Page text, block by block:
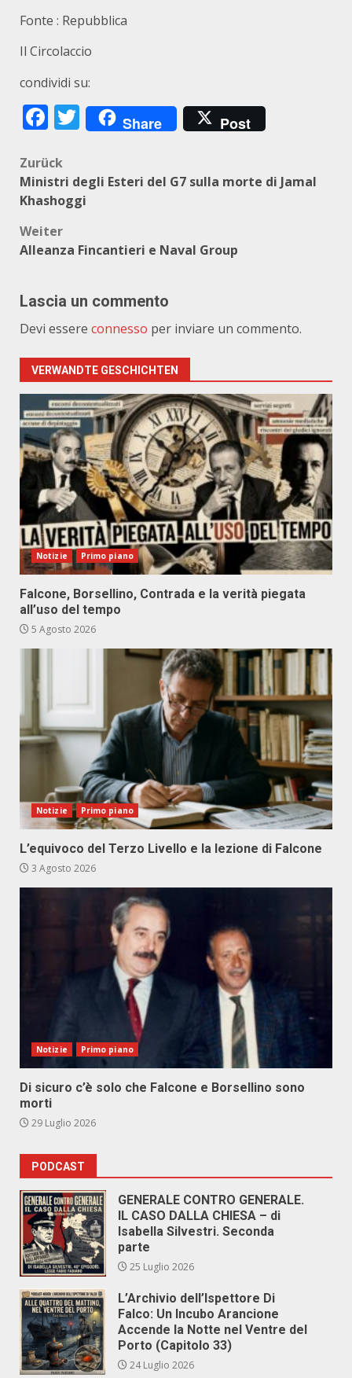
Fonte : Repubblica
Il Circolaccio
condividi su:
Facebook
Twitter
Share Post
Beitragsnavigation
Zurück
Ministri degli Esteri del G7 sulla morte di Jamal
Khashoggi
Weiter
Alleanza Fincantieri e Naval Group
Lascia un commento
Devi essere connesso per inviare un commento.
VERWANDTE GESCHICHTEN
Notizie Primo piano
Falcone, Borsellino, Contrada e la verità piegata
all’uso del tempo
5 Agosto 2026
Notizie Primo piano
L’equivoco del Terzo Livello e la lezione di Falcone
3 Agosto 2026
Notizie Primo piano
Di sicuro c’è solo che Falcone e Borsellino sono
morti
29 Luglio 2026
PODCAST
GENERALE CONTRO GENERALE.
IL CASO DALLA CHIESA – di
Isabella Silvestri. Seconda
parte
25 Luglio 2026
L’Archivio dell’Ispettore Di
Falco: Un Incubo Arancione
Accende la Notte nel Ventre del
Porto (Capitolo 33)
24 Luglio 2026